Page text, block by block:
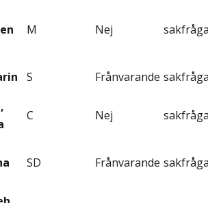
M Nej
S Frånvarande
C Nej
SD Frånvarande